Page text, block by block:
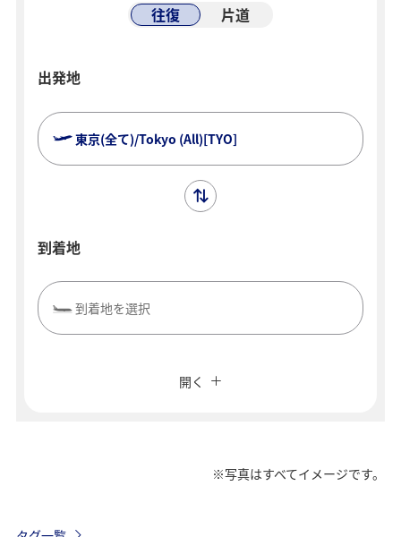
往復 片道
出発地
東京(全て)/Tokyo (All)[TYO]
到着地
到着地を選択
往復で異なるクラスで検索
開く
※写真はすべてイメージです。